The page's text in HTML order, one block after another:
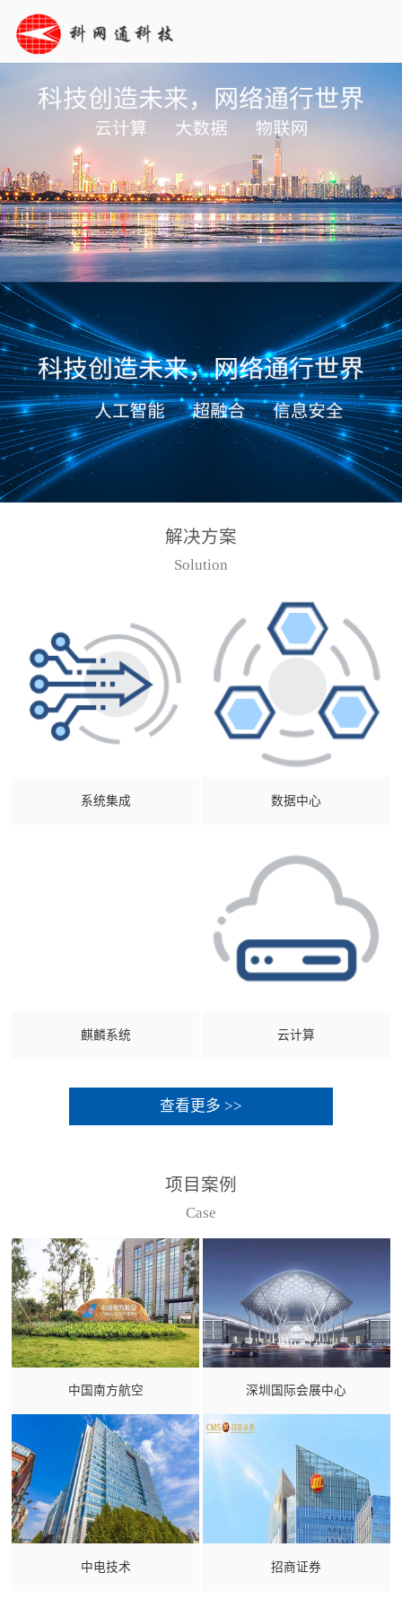
解决方案
Solution
系统集成 数据中心
麒麟系统 云计算
查看更多 >>
项目案例
Case
中国南方航空 深圳国际会展中心
中电技术 招商证券